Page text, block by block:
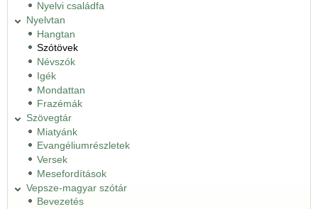
Nyelvi családfa
Nyelvtan
Hangtan
Szótövek
Névszók
Igék
Mondattan
Frazémák
Szövegtár
Miatyánk
Evangéliumrészletek
Versek
Mesefordítások
Vepsze-magyar szótár
Bevezetés